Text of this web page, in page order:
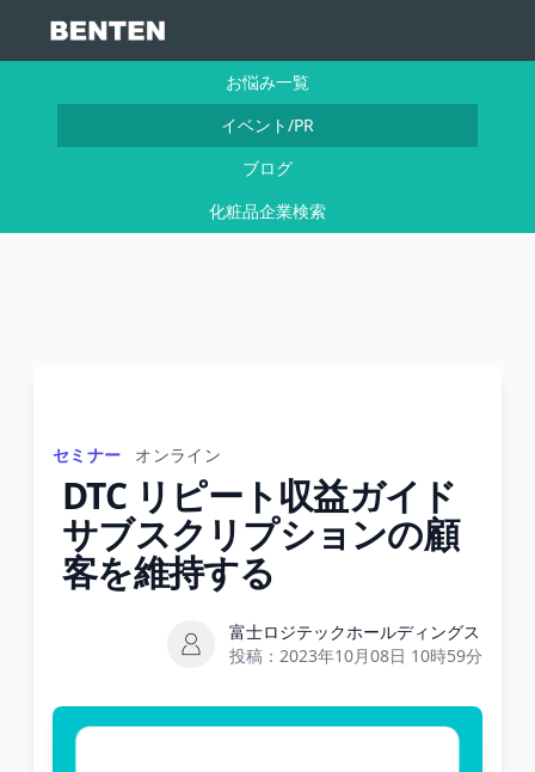
お悩み一覧
イベント/PR
ブログ
化粧品企業検索
セミナー オンライン
DTC リピート収益ガイド
サブスクリプションの顧
客を維持する
富士ロジテックホールディングス
投稿： 2023年10月08日 10時59分